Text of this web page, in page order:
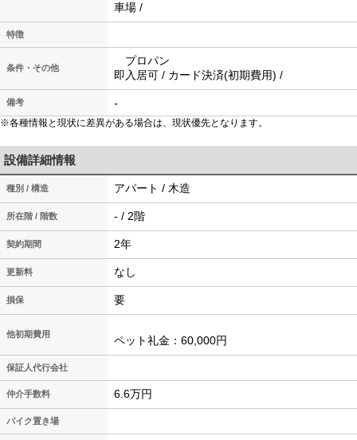
車場 /
特徴
条件・その他
プロパン
即入居可 / カード決済(初期費用) /
備考 -
※各種情報と現状に差異がある場合は、現状優先となります。
設備詳細情報
種別 / 構造 アパート / 木造
所在階 / 階数 - / 2階
契約期間 2年
更新料 なし
損保 要
他初期費用 ペット礼金：60,000円
保証人代行会社
仲介手数料 6.6万円
バイク置き場